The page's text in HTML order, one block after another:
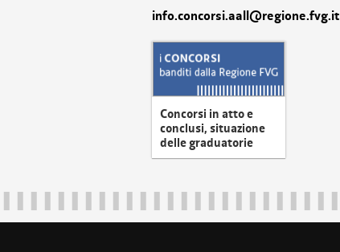
info.concorsi.aall@regione.fvg.it
Concorsi in atto e
conclusi, situazione
delle graduatorie